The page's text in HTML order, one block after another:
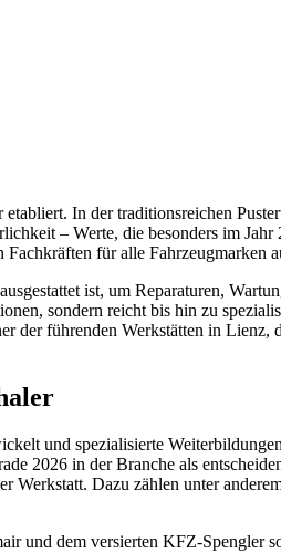
In der traditionsreichen
– Werte, die besonders im
für alle Fahrzeugmarken
ist, um Reparaturen,
sondern reicht bis hin zu
führenden Werkstätten in Lienz,
und spezialisierte
2026 in der Branche als
Dazu zählen unter
und dem versierten KFZ-Spengler